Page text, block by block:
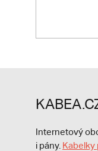
Internetový
i pány. Kabelky